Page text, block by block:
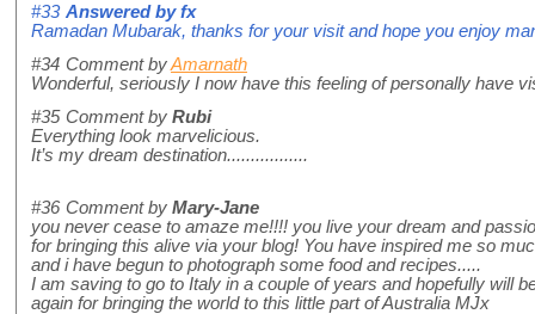
#33 Answered byfx
Ramadan Mubarak, thanks for your visit and hope you enjoy
#34 Comment byAmarnath
Wonderful, seriously I now have this feeling of personally have
#35 Comment by Rubi
Everything look marvelicious.
It’s my dream destination.................
#36 Comment by Mary-Jane
you never cease to amaze me!!!! you live your dream and
for bringing this alive via your blog! You have inspired me so
and i have begun to photograph some food and recipes.....
I am saving to go to Italy in a couple of years and hopefully will
again for bringing the world to this little part of Australia MJx